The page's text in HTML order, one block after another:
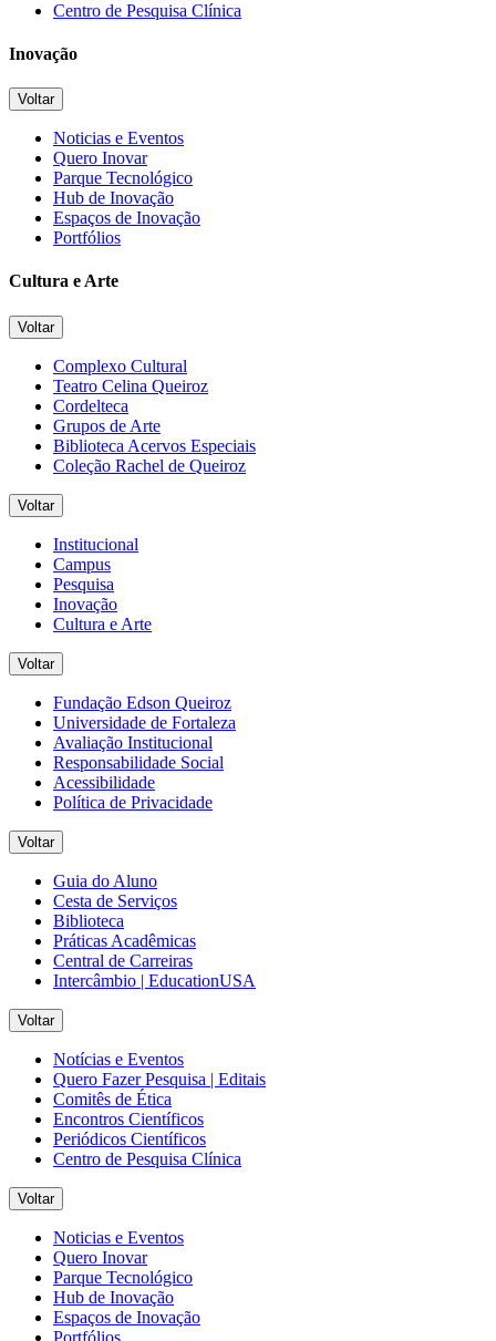
Centro de Pesquisa Clínica
Inovação
Voltar
Noticias e Eventos
Quero Inovar
Parque Tecnológico
Hub de Inovação
Espaços de Inovação
Portfólios
Cultura e Arte
Voltar
Complexo Cultural
Teatro Celina Queiroz
Cordelteca
Grupos de Arte
Biblioteca Acervos Especiais
Coleção Rachel de Queiroz
Voltar
Institucional
Campus
Pesquisa
Inovação
Cultura e Arte
Voltar
Fundação Edson Queiroz
Universidade de Fortaleza
Avaliação Institucional
Responsabilidade Social
Acessibilidade
Política de Privacidade
Voltar
Guia do Aluno
Cesta de Serviços
Biblioteca
Práticas Acadêmicas
Central de Carreiras
Intercâmbio | EducationUSA
Voltar
Notícias e Eventos
Quero Fazer Pesquisa | Editais
Comitês de Ética
Encontros Científicos
Periódicos Científicos
Centro de Pesquisa Clínica
Voltar
Noticias e Eventos
Quero Inovar
Parque Tecnológico
Hub de Inovação
Espaços de Inovação
Portfólios